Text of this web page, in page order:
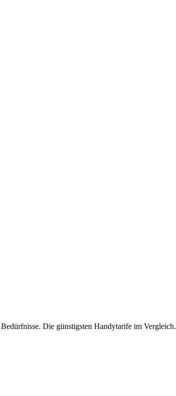
Die günstigsten Handytarife im Vergleich.